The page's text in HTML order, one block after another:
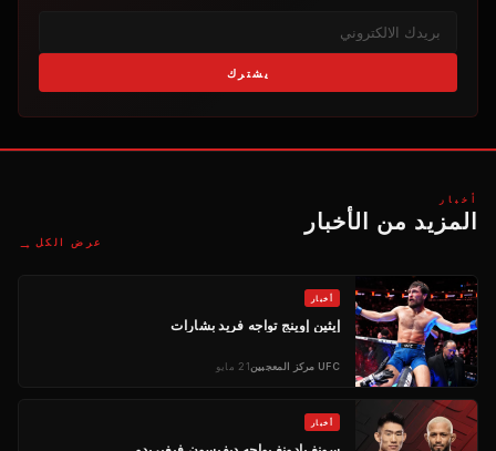
يشترك
أخبار
المزيد من الأخبار
عرض الكل →
أخبار
إيثين إوينج تواجه فريد بشارات
UFC مركز المعجبين21 مايو
أخبار